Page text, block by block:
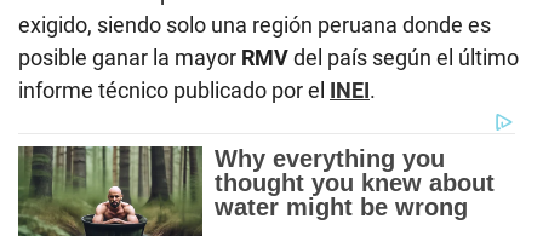
exigido, siendo solo una región peruana donde es
posible ganar la mayor RMVdel país según el último
informe técnico publicado por el INEI.